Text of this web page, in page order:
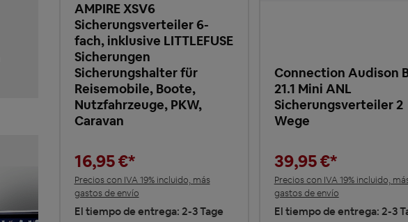
AMPIRE XSV6
Sicherungsverteiler 6-
fach, inklusive LITTLEFUSE
Sicherungen
Sicherungshalter für
Reisemobile, Boote,
Nutzfahrzeuge, PKW,
Caravan
16,95 €*
Precios con IVA 19% incluido, más
gastos de envío
El tiempo de entrega: 2-3 Tage
Connection Audison
21.1 Mini ANL
Sicherungsverteiler 2
Wege
39,95 €*
Precios con IVA 19% incluido,
gastos de envío
El tiempo de entrega: 2-3